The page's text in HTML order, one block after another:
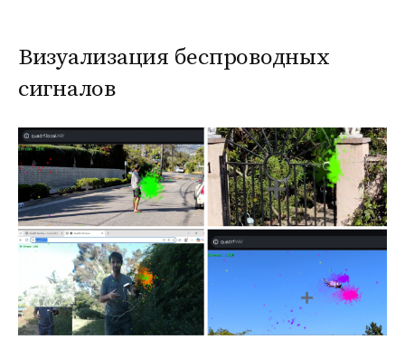
Визуализация беспроводных
сигналов